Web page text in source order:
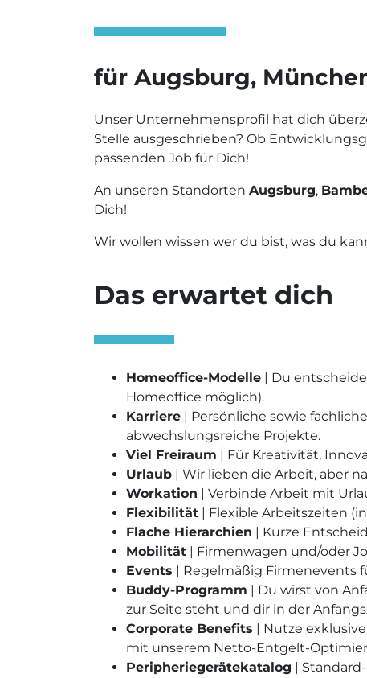
für Augsburg,
Unser Unternehmensprofil hat dich
Stelle ausgeschrieben? Ob
passenden Job für Dich!
An unseren Standorten Augsburg,
Dich!
Wir wollen wissen wer du bist, was du
Das erwartet dich
Homeoffice-Modelle | Du
Homeoffice möglich).
Karriere | Persönliche sowie
abwechslungsreiche Projekte.
Viel Freiraum | Für Kreativität,
Urlaub | Wir lieben die Arbeit, aber
Workation | Verbinde Arbeit mit
Flexibilität | Flexible Arbeitszeiten
Flache Hierarchien | Kurze
Mobilität | Firmenwagen und/oder
Events | Regelmäßig Firmenevents
Buddy-Programm | Du wirst von
zur Seite steht und dir in der
Corporate Benefits | Nutze
mit unserem Netto-Entgelt-
Peripheriegerätekatalog |